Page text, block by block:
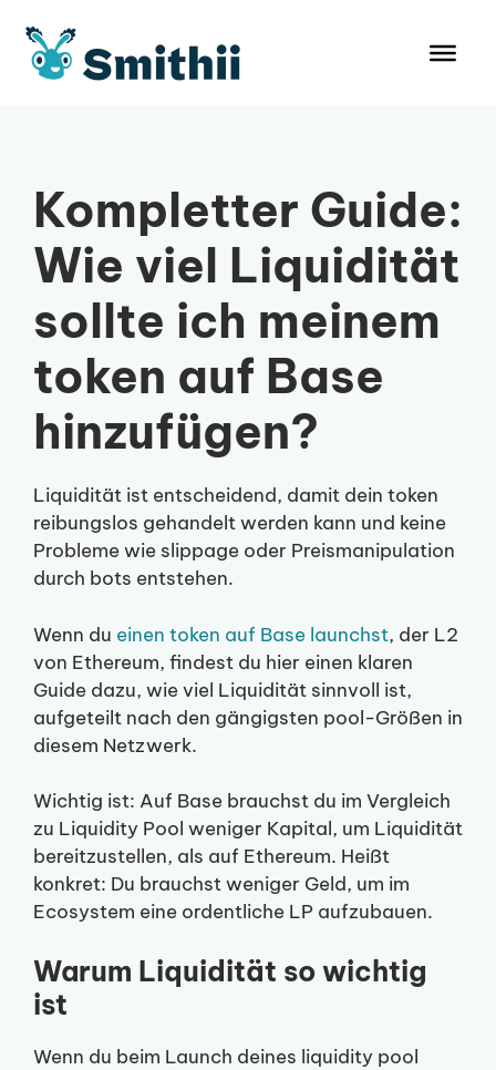
Inhalt
springen
Kompletter Guide:
Wie viel Liquidität
sollte ich meinem
token auf Base
hinzufügen?
Liquidität ist entscheidend, damit dein token
reibungslos gehandelt werden kann und keine
Probleme wie slippage oder Preismanipulation
durch bots entstehen.
Wenn du einen token auf Base launchst, der L2
von Ethereum, findest du hier einen klaren
Guide dazu, wie viel Liquidität sinnvoll ist,
aufgeteilt nach den gängigsten pool-Größen in
diesem Netzwerk.
Wichtig ist: Auf Base brauchst du im Vergleich
zu Liquidity Pool weniger Kapital, um Liquidität
bereitzustellen, als auf Ethereum. Heißt
konkret: Du brauchst weniger Geld, um im
Ecosystem eine ordentliche LP aufzubauen.
Warum Liquidität so wichtig
ist
Wenn du beim Launch deines liquidity pool